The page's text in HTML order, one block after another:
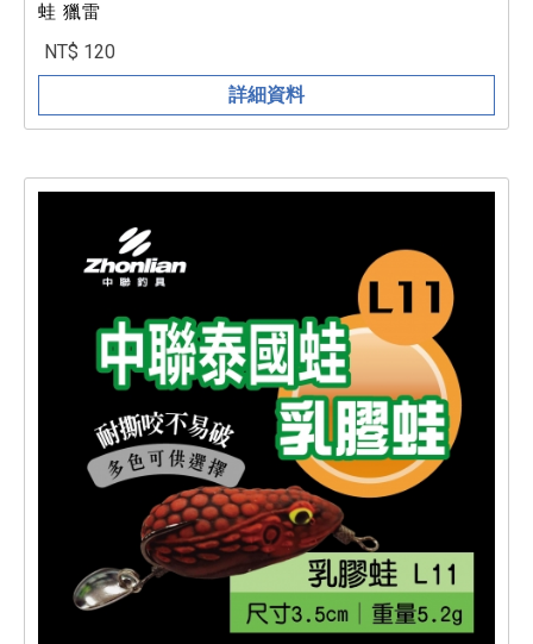
蛙 獵雷
NT$ 120
詳細資料